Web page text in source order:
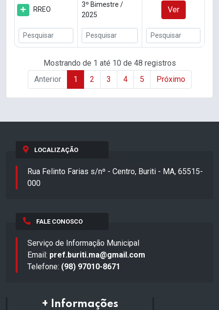
RREO
3º Bimestre /
2025
Ver
Mostrando de 1 até 10 de 48 registros
Anterior
1 2 3 4 5 Próximo
LOCALIZAÇÃO
Rua Felinto Farias s/nº - Centro, Buriti - MA, 65515-
000
FALE CONOSCO
Serviço de Informação Municipal
Email: pref.buriti.ma@gmail.com
Telefone: (98) 97010-8671
+ Informações